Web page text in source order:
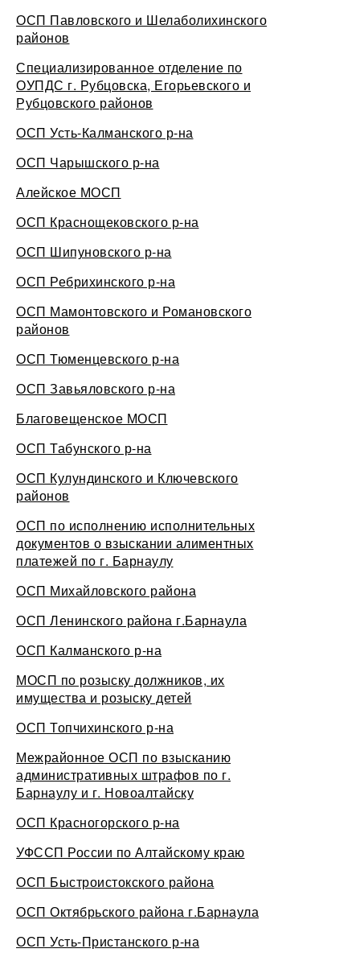
ОСП Павловского и Шелаболихинского
районов
Специализированное отделение по
ОУПДС г. Рубцовска, Егорьевского и
Рубцовского районов
ОСП Усть-Калманского р-на
ОСП Чарышского р-на
Алейское МОСП
ОСП Краснощековского р-на
ОСП Шипуновского р-на
ОСП Ребрихинского р-на
ОСП Мамонтовского и Романовского
районов
ОСП Тюменцевского р-на
ОСП Завьяловского р-на
Благовещенское МОСП
ОСП Табунского р-на
ОСП Кулундинского и Ключевского
районов
ОСП по исполнению исполнительных
документов о взыскании алиментных
платежей по г. Барнаулу
ОСП Михайловского района
ОСП Ленинского района г.Барнаула
ОСП Калманского р-на
МОСП по розыску должников, их
имущества и розыску детей
ОСП Топчихинского р-на
Межрайонное ОСП по взысканию
административных штрафов по г.
Барнаулу и г. Новоалтайску
ОСП Красногорского р-на
УФССП России по Алтайскому краю
ОСП Быстроистокского района
ОСП Октябрьского района г.Барнаула
ОСП Усть-Пристанского р-на